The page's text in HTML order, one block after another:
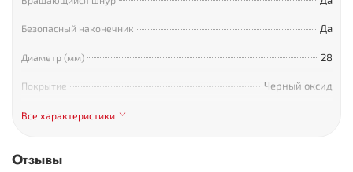
Безопасный наконечник Да
Диаметр (мм) 28
Покрытие Черный оксид
Габариты и вес
Все характеристики
Отзывы